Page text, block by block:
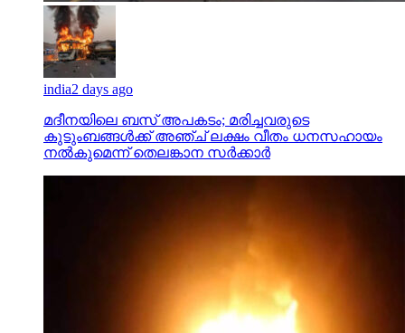
india2 days ago
മദീനയിലെ ബസ് അപകടം; മരിച്ചവരുടെ
കുടുംബങ്ങള്‍ക്ക് അഞ്ച് ലക്ഷം വീതം ധനസഹായം
നല്‍കുമെന്ന് തെലങ്കാന സര്‍ക്കാര്‍